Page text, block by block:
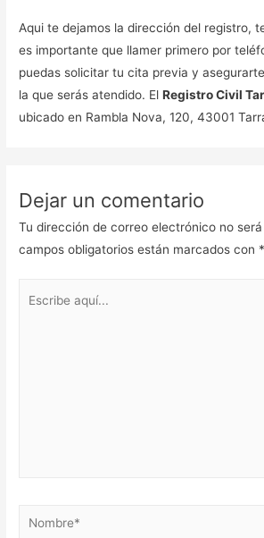
Aqui te dejamos la dirección del registro,
es importante que llamer primero por
puedas solicitar tu cita previa y
la que serás atendido. ElRegistro Civil
ubicado en Rambla Nova, 120, 43001
Dejar un comentario
Tu dirección de correo electrónico no
campos obligatorios están marcados con *
Nombre*